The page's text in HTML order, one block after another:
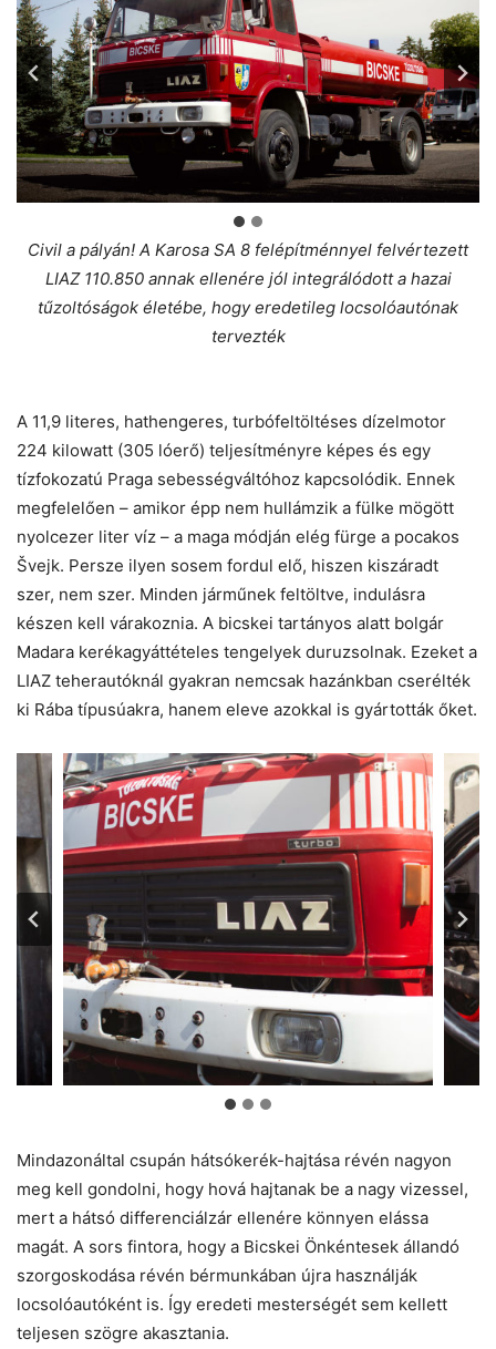
Civil a pályán! A Karosa SA 8 felépítménnyel felvértezett
LIAZ 110.850 annak ellenére jól integrálódott a hazai
tűzoltóságok életébe, hogy eredetileg locsolóautónak
tervezték
A 11,9 literes, hathengeres, turbófeltöltéses dízelmotor
224 kilowatt (305 lóerő) teljesítményre képes és egy
tízfokozatú Praga sebességváltóhoz kapcsolódik. Ennek
megfelelően – amikor épp nem hullámzik a fülke mögött
nyolcezer liter víz – a maga módján elég fürge a pocakos
Švejk. Persze ilyen sosem fordul elő, hiszen kiszáradt
szer, nem szer. Minden járműnek feltöltve, indulásra
készen kell várakoznia. A bicskei tartányos alatt bolgár
Madara kerékagyáttételes tengelyek duruzsolnak. Ezeket a
LIAZ teherautóknál gyakran nemcsak hazánkban cserélték
ki Rába típusúakra, hanem eleve azokkal is gyártották őket.
Mindazonáltal csupán hátsókerék-hajtása révén nagyon
meg kell gondolni, hogy hová hajtanak be a nagy vizessel,
mert a hátsó differenciálzár ellenére könnyen elássa
magát. A sors fintora, hogy a Bicskei Önkéntesek állandó
szorgoskodása révén bérmunkában újra használják
locsolóautóként is. Így eredeti mesterségét sem kellett
teljesen szögre akasztania.